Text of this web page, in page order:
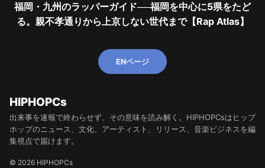
福岡・九州のラッパーガイド──福岡を中心に5県をたど
る。親不孝通りから上京しない世代まで【Rap Atlas】
ENページ
HIPHOPCs
出来事を速報で終わらせず、その意味を読み解く。HIPHOPCsはヒップ
ホップのニュース、文化、アーティスト、リリース、音楽ビジネスを編
集視点で届けます。
© 2026 HIPHOPCs